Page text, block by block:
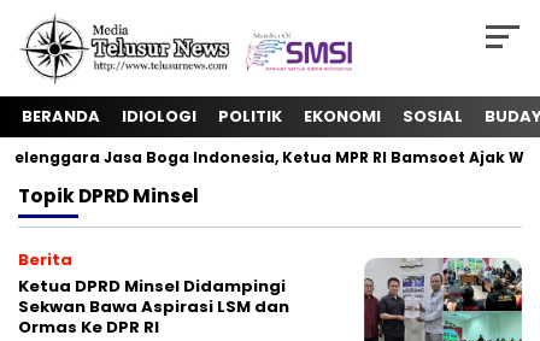
BERANDA IDIOLOGI POLITIK EKONOMI SOSIAL
Jasa Boga Indonesia, Ketua MPR RI Bamsoet Ajak
TopikDPRD Minsel
Berita
Ketua DPRD Minsel Didampingi
Sekwan Bawa Aspirasi LSM dan
Ormas Ke DPR RI